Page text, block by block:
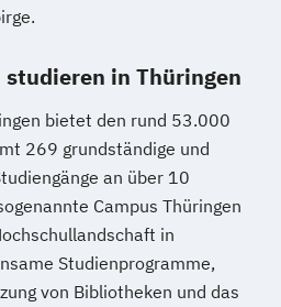
in Thüringen
bietet den rund 53.000
269 grundständige und
an über 10
Campus Thüringen
in
Studienprogramme,
von Bibliotheken und das